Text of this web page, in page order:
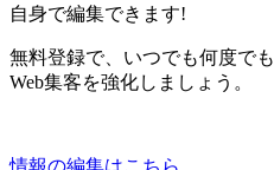
自身で編集できます!
無料登録で、いつでも何度で
Web集客を強化しましょう。
情報の編集はこちら